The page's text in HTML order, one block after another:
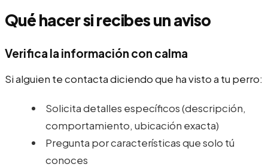
Qué hacer si recibes un aviso
Verifica la información con calma
Si alguien te contacta diciendo que ha visto a tu perro:
Solicita detalles específicos (descripción,
comportamiento, ubicación exacta)
Pregunta por características que solo tú
conoces